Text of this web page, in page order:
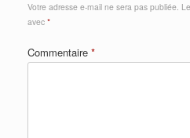
Votre adresse e-mail ne sera pas publiée.
avec *
Commentaire *